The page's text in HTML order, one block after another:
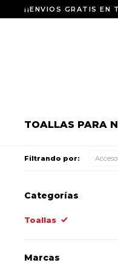
¡¡ENVIOS GRATIS EN
TOALLAS PARA
Filtrando por:
Categorías
Toallas
Marcas